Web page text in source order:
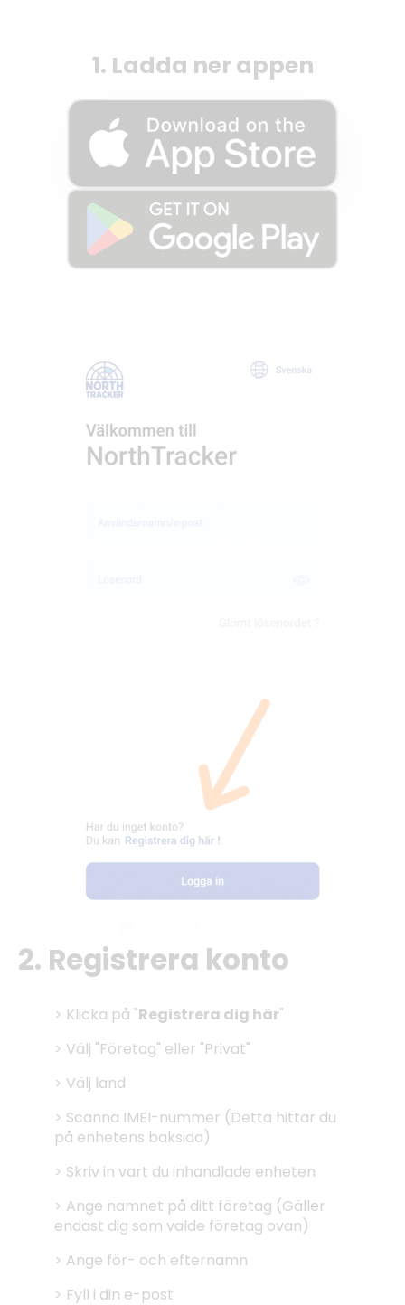
1. Ladda ner appen
2. Registrera konto
> Klicka på "Registrera dig här"
> Välj "Företag" eller "Privat"
> Välj land
> Scanna IMEI-nummer (Detta hittar du
på enhetens baksida)
> Skriv in vart du inhandlade enheten
> Ange namnet på ditt företag (Gäller
endast dig som valde företag ovan)
> Ange för- och efternamn
> Fyll i din e-post